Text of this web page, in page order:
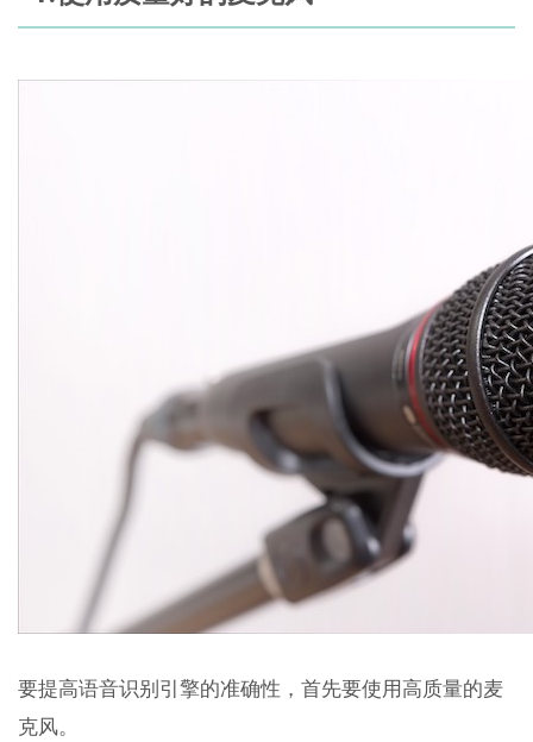
要提高语音识别引擎的准确性，首先要使用高质量的麦
克风。